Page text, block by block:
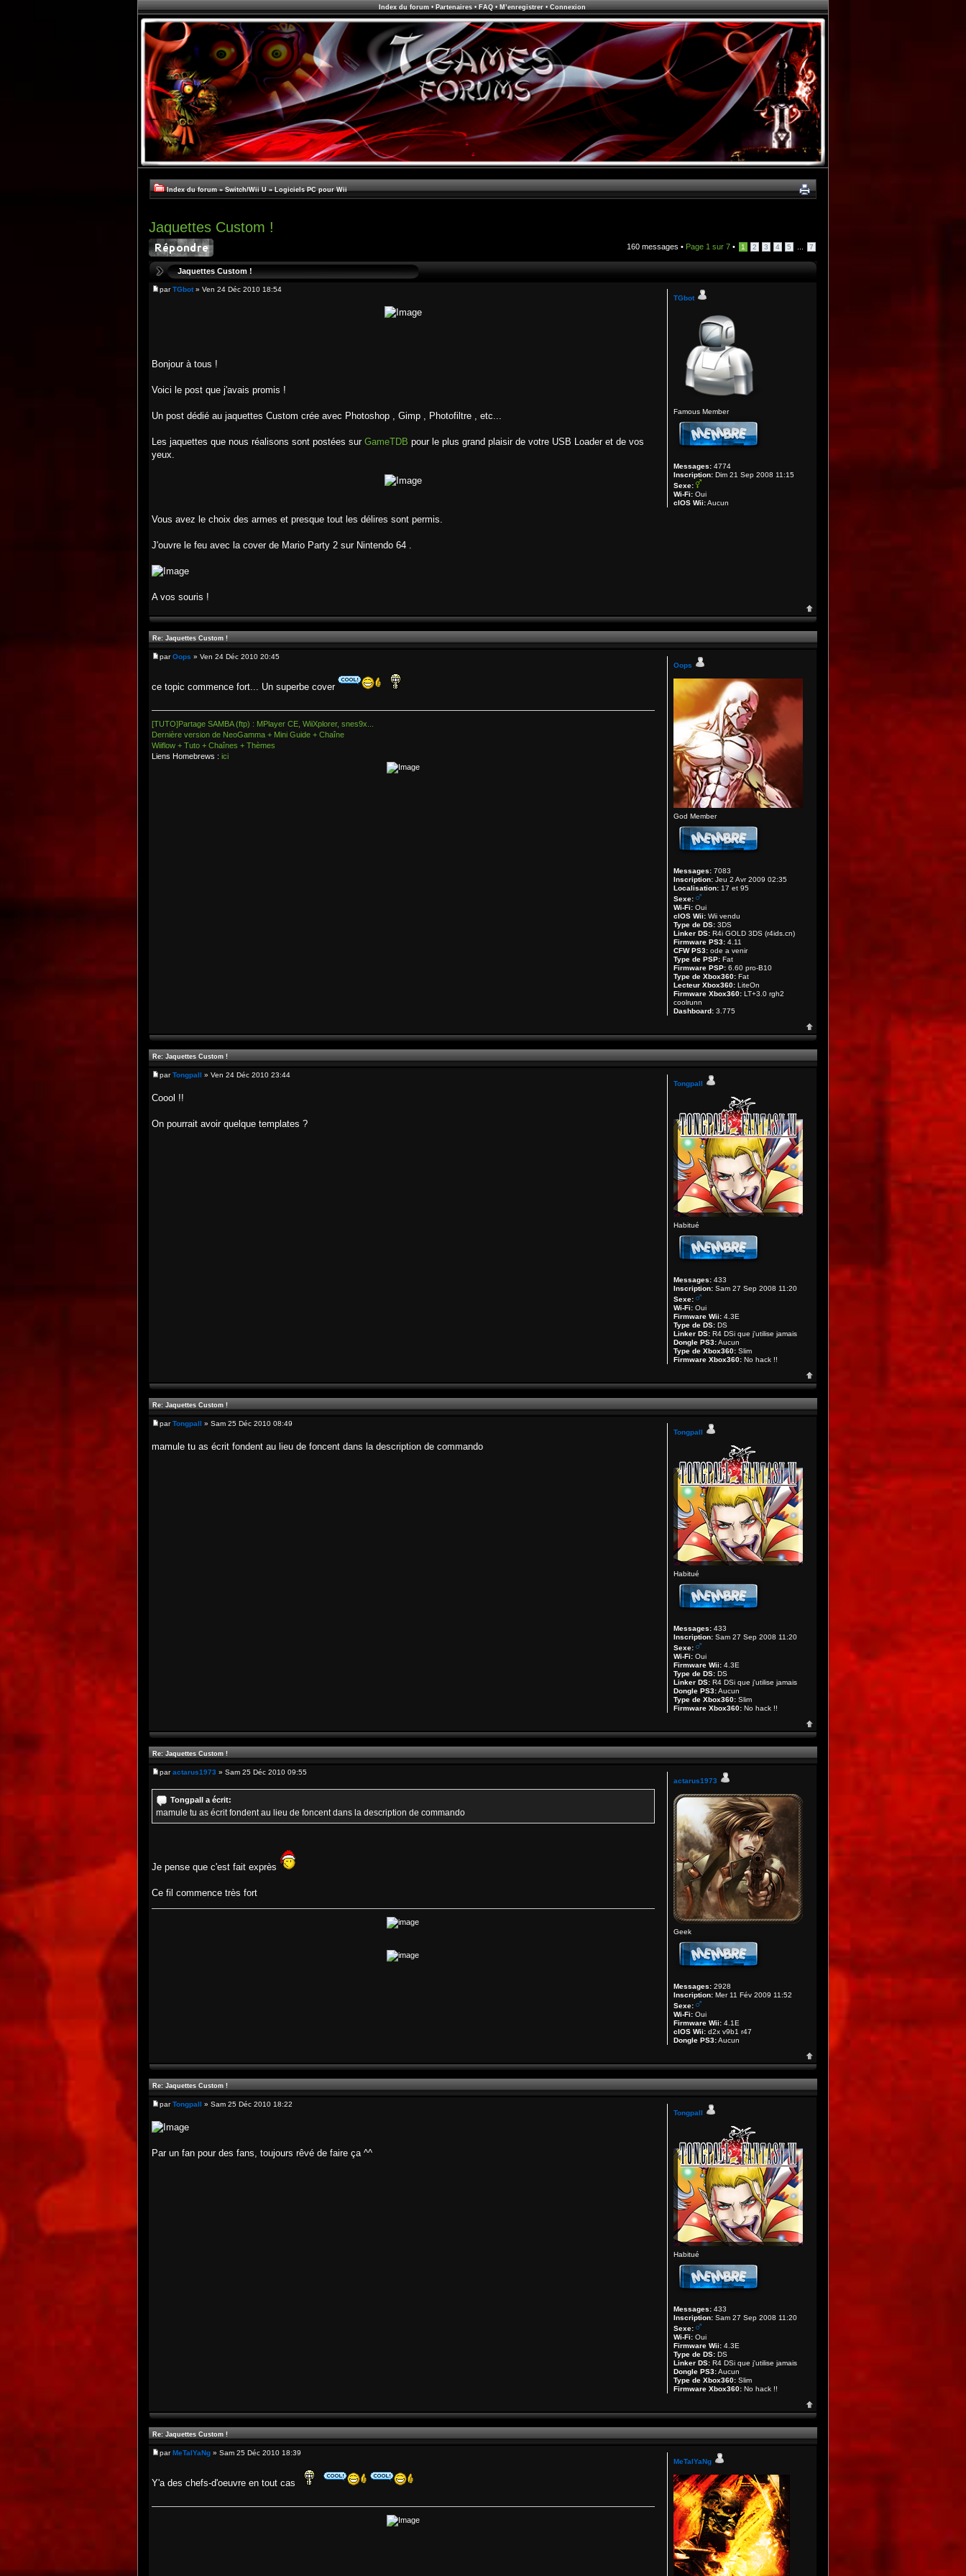
Index du forum• Partenaires• FAQ• M’enregistrer• Connexion
Index du forum » Switch/Wii U » Logiciels PC pour Wii
Jaquettes Custom !
160 messages • Page 1 sur 7 • 1 2 3 4 5 7
Jaquettes Custom !
parTGbot» Ven 24 Déc 2010 18:54
Bonjour à tous !
Voici le post que j'avais promis !
Un post dédié au jaquettes Custom crée avec Photoshop , Gimp , Photofiltre , etc...
Les jaquettes que nous réalisons sont postées sur GameTDB pour le plus grand plaisir de votre USB Loader et de vos
yeux.
Vous avez le choix des armes et presque tout les délires sont permis.
J'ouvre le feu avec la cover de Mario Party 2 sur Nintendo 64 .
A vos souris !
TGbot
Famous Member
Messages: 4774
Inscription: Dim 21 Sep 2008 11:15
Sexe:
Wi-Fi: Oui
cIOS Wii:Aucun
Re: Jaquettes Custom !
parOops » Ven 24 Déc 2010 20:45
ce topic commence fort... Un superbe cover
[TUTO]Partage SAMBA (ftp) : MPlayer CE, WiiXplorer, snes9x...
Dernière version de NeoGamma + Mini Guide + Chaîne
Wiiflow + Tuto + Chaînes + Thèmes
Liens Homebrews : ici
Oops
God Member
Messages: 7083
Inscription: Jeu 2 Avr 2009 02:35
Localisation: 17 et 95
Sexe:
Wi-Fi: Oui
cIOS Wii: Wii vendu
Type de DS: 3DS
Linker DS: R4i GOLD 3DS (r4ids.cn)
Firmware PS3: 4.11
CFW PS3: ode a venir
Type de PSP: Fat
Firmware PSP: 6.60 pro-B10
Type de Xbox360: Fat
Lecteur Xbox360: LiteOn
Firmware Xbox360: LT+3.0 rgh2
coolrunn
Dashboard: 3.775
Re: Jaquettes Custom !
parTongpall » Ven 24 Déc 2010 23:44
Coool !!
On pourrait avoir quelque templates ?
Tongpall
Habitué
Messages: 433
Inscription: Sam 27 Sep 2008 11:20
Sexe:
Wi-Fi: Oui
Firmware Wii: 4.3E
Type de DS: DS
Linker DS: R4 DSi que j'utilise jamais
Dongle PS3:Aucun
Type de Xbox360: Slim
Firmware Xbox360: No hack !!
Re: Jaquettes Custom !
parTongpall » Sam 25 Déc 2010 08:49
mamule tu as écrit fondent au lieu de foncent dans la description de commando
Tongpall
Habitué
Messages: 433
Inscription: Sam 27 Sep 2008 11:20
Sexe:
Wi-Fi: Oui
Firmware Wii: 4.3E
Type de DS: DS
Linker DS: R4 DSi que j'utilise jamais
Dongle PS3:Aucun
Type de Xbox360: Slim
Firmware Xbox360: No hack !!
Re: Jaquettes Custom !
paractarus1973 » Sam 25 Déc 2010 09:55
Tongpall a écrit:
mamule tu as écrit fondent au lieu de foncent dans la description de commando
Je pense que c'est fait exprès
Ce fil commence très fort
actarus1973
Geek
Messages: 2928
Inscription: Mer 11 Fév 2009 11:52
Sexe:
Wi-Fi: Oui
Firmware Wii: 4.1E
cIOS Wii: d2x v9b1 r47
Dongle PS3:Aucun
Re: Jaquettes Custom !
parTongpall » Sam 25 Déc 2010 18:22
Par un fan pour des fans, toujours rêvé de faire ça ^^
Tongpall
Habitué
Messages: 433
Inscription: Sam 27 Sep 2008 11:20
Sexe:
Wi-Fi: Oui
Firmware Wii: 4.3E
Type de DS: DS
Linker DS: R4 DSi que j'utilise jamais
Dongle PS3:Aucun
Type de Xbox360: Slim
Firmware Xbox360: No hack !!
Re: Jaquettes Custom !
parMeTalYaNg » Sam 25 Déc 2010 18:39
Y'a des chefs-d'oeuvre en tout cas
MeTalYaNg